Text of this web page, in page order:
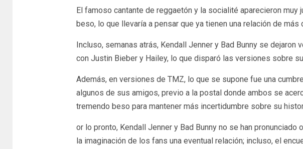
El famoso cantante de reggaetón y la socialité aparecieron muy
beso, lo que llevaría a pensar que ya tienen una relación de más
Incluso, semanas atrás, Kendall Jenner y Bad Bunny se dejaron
con Justin Bieber y Hailey, lo que disparó las versiones sobre
Además, en versiones de TMZ, lo que se supone fue una
algunos de sus amigos, previo a la postal donde ambos se
tremendo beso para mantener más incertidumbre sobre su
or lo pronto, Kendall Jenner y Bad Bunny no se han
la imaginación de los fans una eventual relación; incluso, el